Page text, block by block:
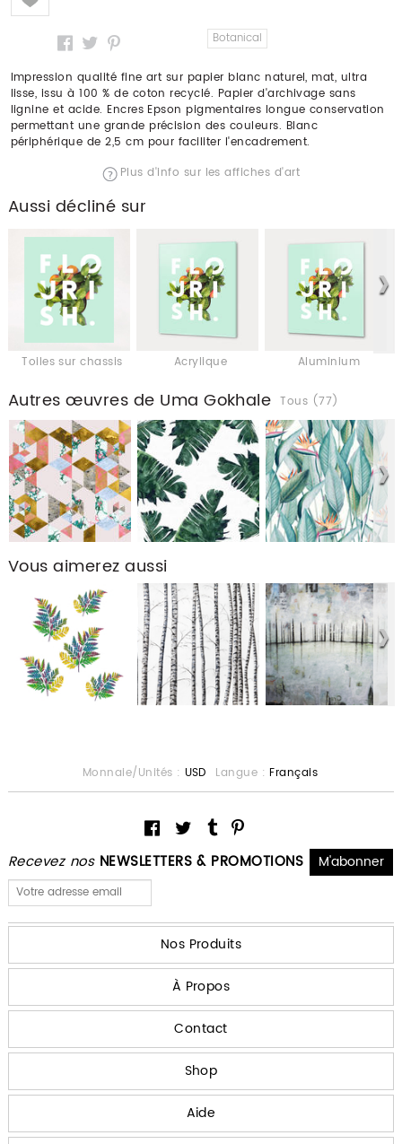
Botanical
Impression qualité fine art sur papier blanc naturel, mat, ultra
lisse, issu à 100 % de coton recyclé. Papier d'archivage sans
lignine et acide. Encres Epson pigmentaires longue conservation
permettant une grande précision des couleurs. Blanc
périphérique de 2,5 cm pour faciliter l'encadrement.
Plus d'info sur les affiches d'art
Aussi décliné sur
Toiles sur chassis Acrylique Aluminium
Autres œuvres de Uma Gokhale Tous (77)
Vous aimerez aussi
Recevez nos NEWSLETTERS & PROMOTIONS
Monnaie/Unités : USD Langue : Français
Nos Produits
À Propos
Contact
Shop
Aide